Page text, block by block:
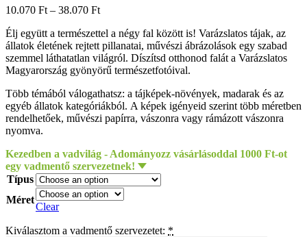
10.070 Ft – 38.070 Ft
Élj együtt a természettel a négy fal között is! Varázslatos tájak, az
állatok életének rejtett pillanatai, művészi ábrázolások egy szabad
szemmel láthatatlan világról. Díszítsd otthonod falát a Varázslatos
Magyarország gyönyörű természetfotóival.
Több témából válogathatsz: a tájképek-növények, madarak és az
egyéb állatok kategóriákból. A képek igényeid szerint több méretben
rendelhetőek, művészi papírra, vászonra vagy rámázott vászonra
nyomva.
Kezedben a vadvilág - Adományozz vásárlásoddal 1000 Ft-ot
egy vadmentő szervezetnek!
Típus
Méret
Clear
Kiválasztom a vadmentő szervezetet: *